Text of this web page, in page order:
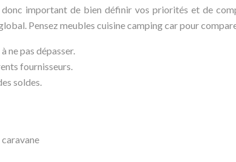
important de bien définir vos priorités et de
Pensez meubles cuisine camping car pour
ne pas dépasser.
fournisseurs.
soldes.